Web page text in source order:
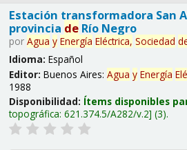
Estación transformadora San
provincia deRío Negro
por Agua y Energía Eléctrica, Sociedad
Idioma: Español
Editor: Buenos Aires: Agua y Energía
1988
Disponibilidad: Ítems disponibles
topográfica: 621.374.5/A282/v.2 (3).